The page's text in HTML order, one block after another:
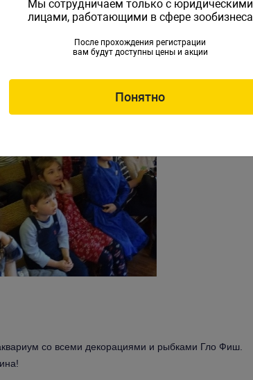
со всеми декорациями и рыбками Гло Фиш.
Мы сотрудничаем только с юридическими
лицами, работающими в сфере зообизнеса
После прохождения регистрации
вам будут доступны цены и акции
Понятно